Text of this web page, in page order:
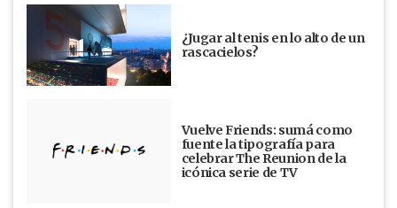
¿Jugar al tenis en lo alto de un
rascacielos?
Vuelve Friends: sumá como
fuente la tipografía para
celebrar The Reunion de la
icónica serie de TV